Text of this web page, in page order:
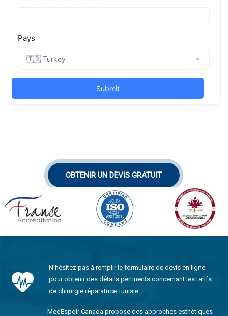
OBTENIR UN DEVIS GRATUIT
N’hésitez pas à remplir le formulaire de devis en ligne
pour obtenir des détails pertinents concernant les tarifs
de chirurgie réparatrice Tunisie.
MedEspoir Canada propose des approches esthétiques